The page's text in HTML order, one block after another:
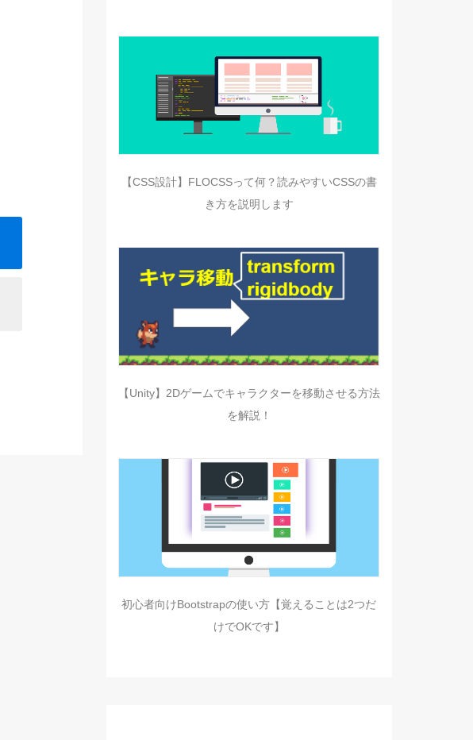
【CSS設計】FLOCSSって何？読みやすいCSSの書
き方を説明します
【Unity】2Dゲームでキャラクターを移動させる方法
を解説！
初心者向けBootstrapの使い方【覚えることは2つだ
けでOKです】